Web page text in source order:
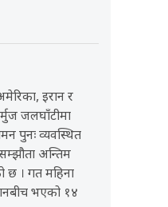
इरान र
जलघाँटीमा
पुनः व्यवस्थित
अन्तिम
छ । गत महिना
भएको १४